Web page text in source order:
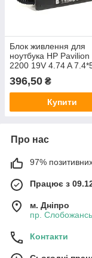
Блок живлення для
ноутбука HP Pavilion
2200 19V 4.74 A
396,50 ₴
Купити
Про нас
97% позитивних
Працює з
м. Дніпро
пр.
Контакти